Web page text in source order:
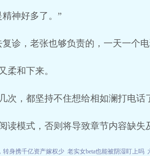
神好多了。”
诊，老张也够负责的，一天一个
柔和下来。
次，都坚持不住想给相如澜打电话
读模式，否则将导致章节内容缺失
转身携千亿资产嫁权少 老实女beta也能被阴湿盯上吗